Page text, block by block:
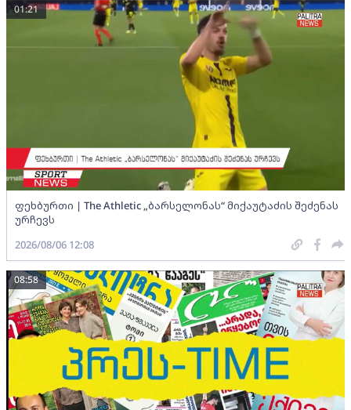
ფეხბურთი | The Athletic „ბარსელონას“ მიქაუტაძის შეძენას
ურჩევს
01:21
2026/08/06 12:08
08:58